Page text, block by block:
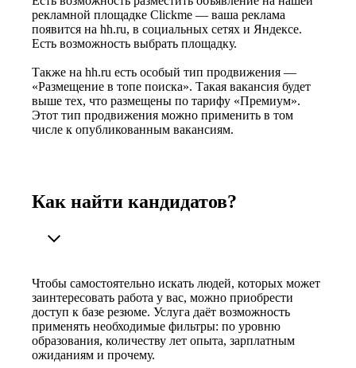
рекламной площадке Clickme — ваша реклама
появится на hh.ru, в социальных сетях и Яндексе.
Есть возможность выбрать площадку.
Также на hh.ru есть особый тип продвижения —
«Размещение в топе поиска». Такая вакансия будет
выше тех, что размещены по тарифу «Премиум».
Этот тип продвижения можно применить в том
числе к опубликованным вакансиям.
Как найти кандидатов?
Чтобы самостоятельно искать людей, которых может
заинтересовать работа у вас, можно приобрести
доступ к базе резюме. Услуга даёт возможность
применять необходимые фильтры: по уровню
образования, количеству лет опыта, зарплатным
ожиданиям и прочему.